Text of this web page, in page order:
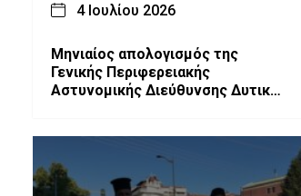
4 Ιουλίου 2026
Μηνιαίος απολογισμός της
Γενικής Περιφερειακής
Αστυνομικής Διεύθυνσης Δυτικής